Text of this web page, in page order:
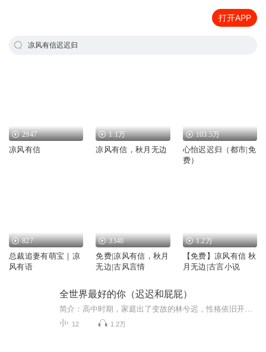
打开APP
凉风有信迟迟归
2947
凉风有信
1.1万
凉风有信，秋月无边
103.5万
心怡迟迟归（都市|免
费）
827
总裁追妻有萌宝｜凉
风有语
3340
免费|凉风有信，秋月
无边|古风言情
1.2万
【免费】凉风有信 秋
月无边|古言小说
全世界最好的你（迟迟和屁屁）
12 1.2万